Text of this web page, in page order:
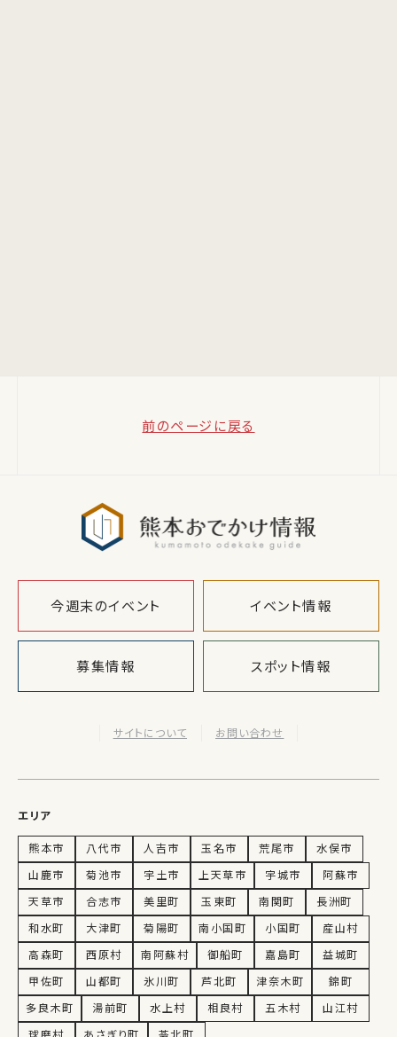
前のページに戻る
今週末のイベント イベント情報
募集情報 スポット情報
サイトについて お問い合わせ
エリア
熊本市 八代市 人吉市 玉名市 荒尾市
水俣市
山鹿市
菊池市 宇土市 上天草市 宇城市
阿蘇市
天草市
合志市 美里町 玉東町 南関町
長洲町
和水町
大津町 菊陽町 南小国町 小国町
産山村
高森町
西原村 南阿蘇村 御船町 嘉島町
益城町
甲佐町
山都町 氷川町 芦北町 津奈木町
錦町
多良木町
湯前町 水上村 相良村 五木村
山江村